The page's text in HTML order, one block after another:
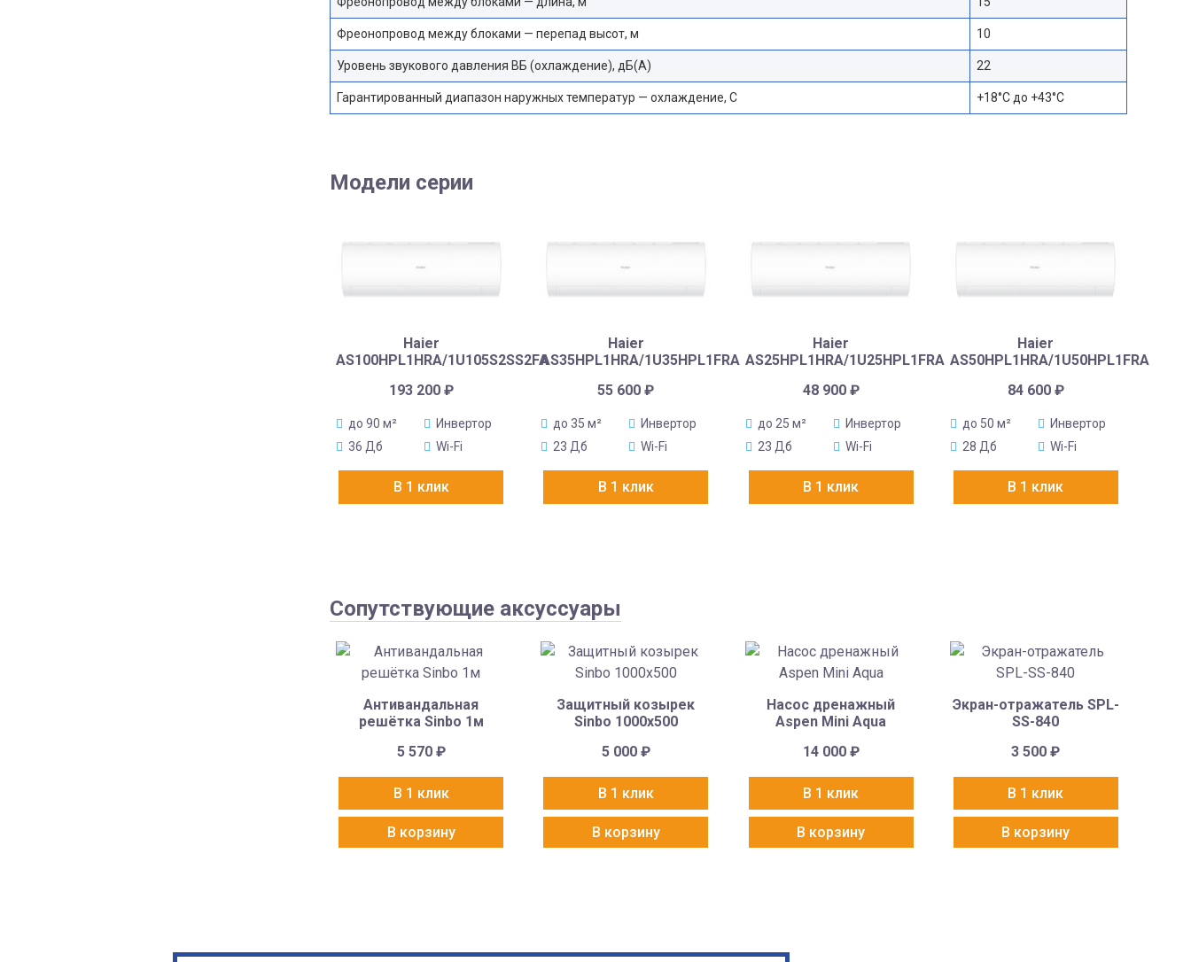
Фреонопровод между блоками — перепад высот, м 10
Уровень звукового давления ВБ (охлаждение), дБ(А) 22
Гарантированный диапазон наружных температур — охлаждение, С +18°С до +43°С
Модели серии
Haier
AS100HPL1HRA/1U105S2SS2FA
193 200 ₽
до 90 м²
Инвертор
36 Дб
Wi-Fi
В 1 клик
Haier
AS35HPL1HRA/1U35HPL1FRA
55 600₽
до 35 м²
Инвертор
23 Дб
Wi-Fi
В 1 клик
Haier
AS25HPL1HRA/1U25HPL1FRA
48 900 ₽
до 25 м²
Инвертор
23 Дб
Wi-Fi
В 1 клик
Haier
AS50HPL1HRA/1U50HPL1FRA
84 600 ₽
до 50 м²
Инвертор
28 Дб
Wi-Fi
В 1 клик
Сопутствующие аксуссуары
Антивандальная
решётка Sinbo 1м
5 570 ₽
В 1 клик
В корзину
Защитный козырек
Sinbo 1000х500
5 000 ₽
В 1 клик
В корзину
Насос дренажный
Aspen Mini Aqua
14 000 ₽
В 1 клик
В корзину
Экран-отражатель SPL-
SS-840
3 500₽
В 1 клик
В корзину